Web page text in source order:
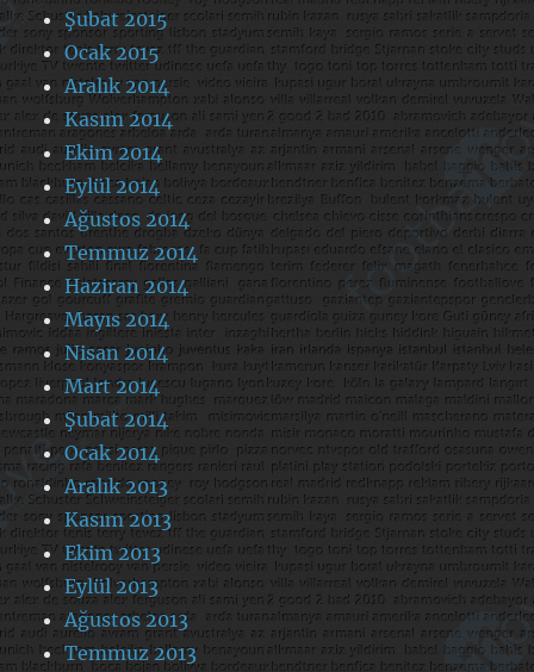
Şubat 2015
Ocak 2015
Aralık 2014
Kasım 2014
Ekim 2014
Eylül 2014
Ağustos 2014
Temmuz 2014
Haziran 2014
Mayıs 2014
Nisan 2014
Mart 2014
Şubat 2014
Ocak 2014
Aralık 2013
Kasım 2013
Ekim 2013
Eylül 2013
Ağustos 2013
Temmuz 2013